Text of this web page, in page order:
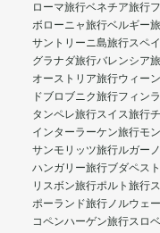
ローマ旅行ベネチア旅行
ボローニャ旅行ベルギー
サントリーニ島旅行スペ
グラナダ旅行バレンシア
オーストリア旅行ウィー
ドブロブニク旅行フィン
タンペレ旅行スイス旅行
インターラーケン旅行モ
サンモリッツ旅行ルガー
ハンガリー旅行ブダペス
リスボン旅行ポルト旅行
ポーランド旅行ノルウェ
コペンハーゲン旅行スロ